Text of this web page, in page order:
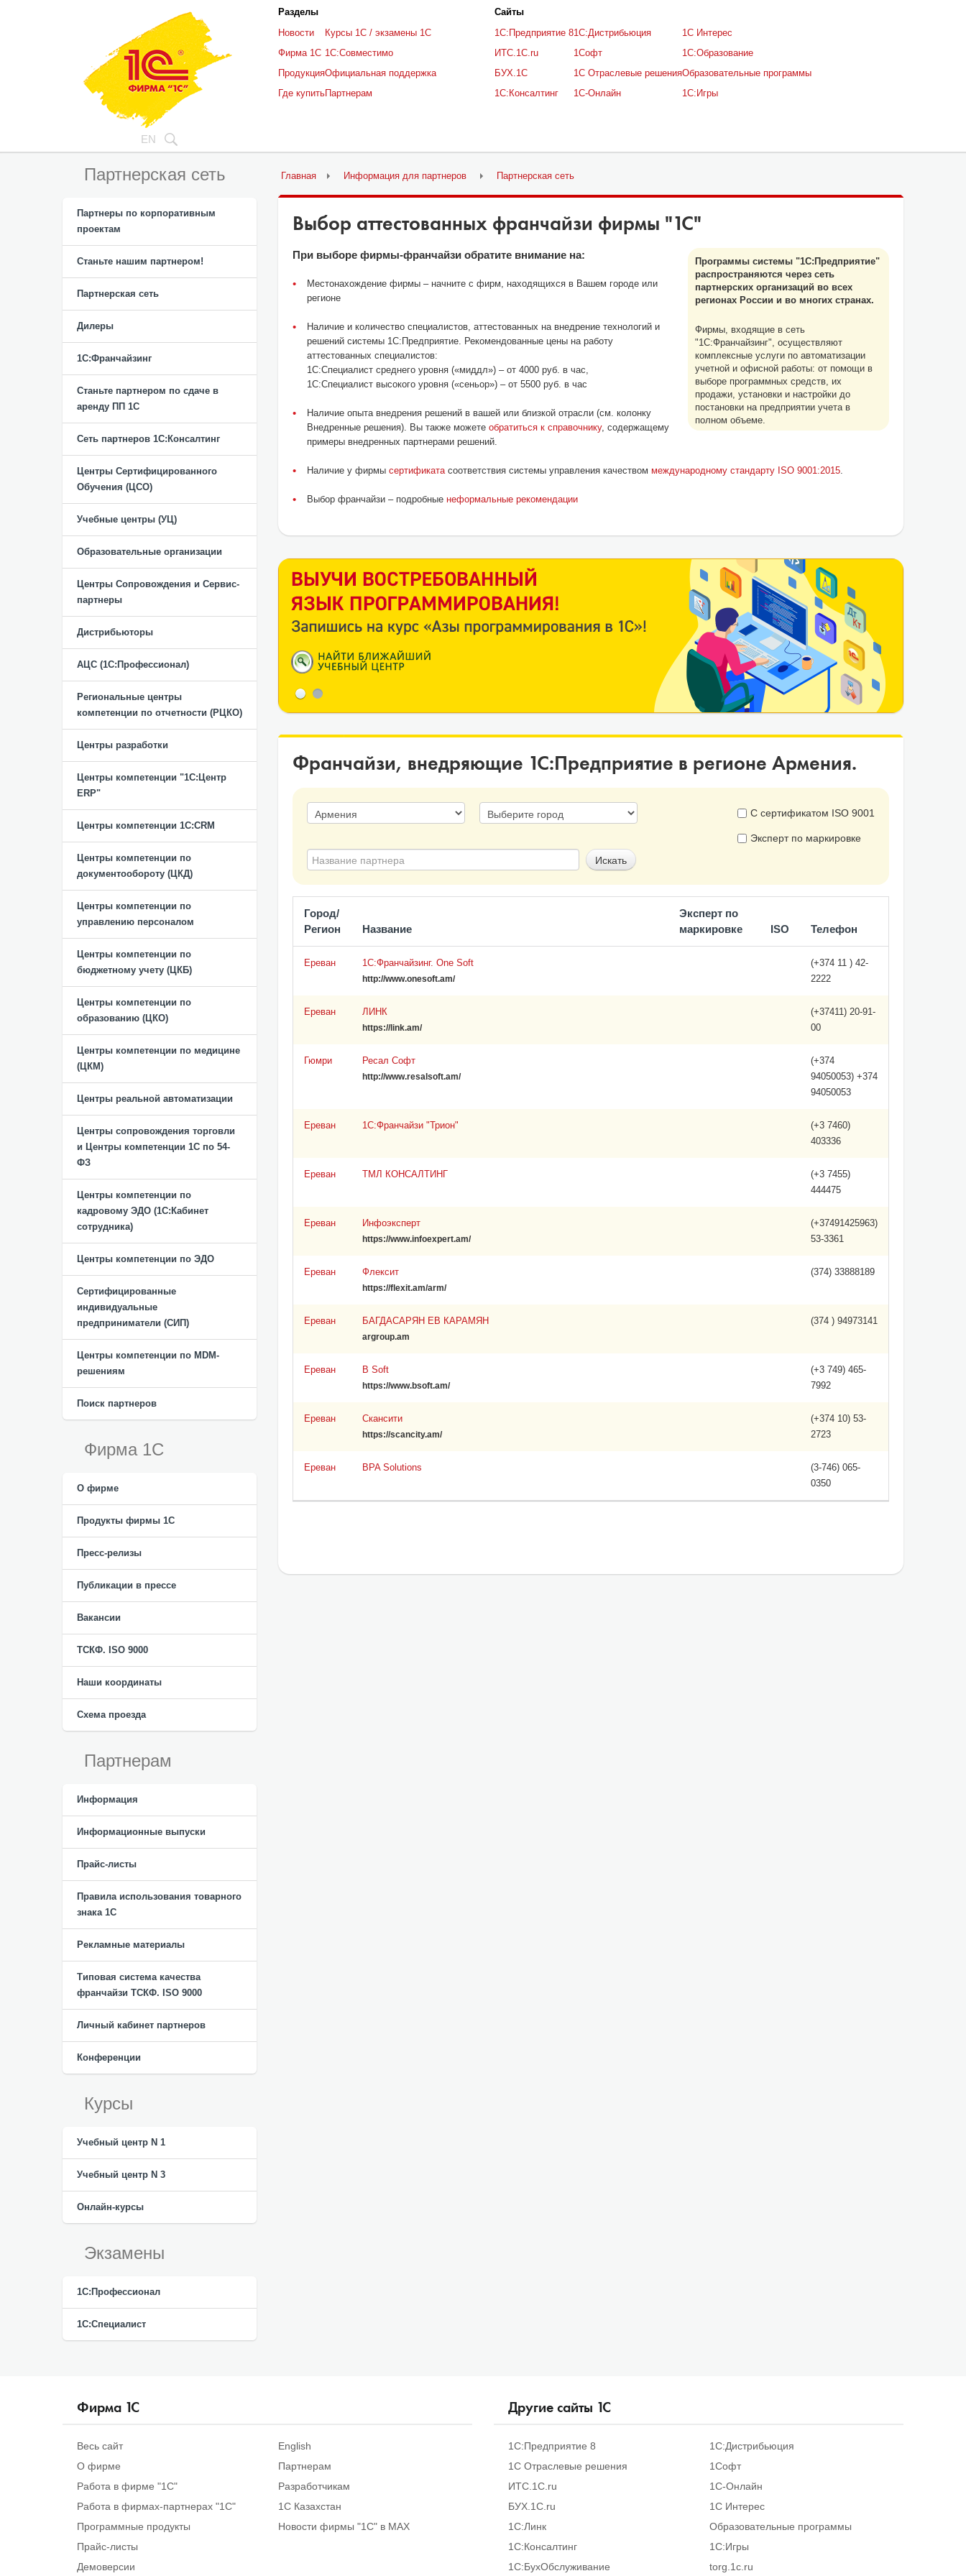
EN
Разделы
Новости
Фирма 1С
Продукция
Где купить
Курсы 1С / экзамены 1С
1С:Совместимо
Официальная поддержка
Партнерам
Cайты
1С:Предприятие 8
ИТС.1C.ru
БУХ.1С
1С:Консалтинг
1С:Дистрибьюция
1Софт
1С Отраслевые решения
1С-Онлайн
1С Интерес
1С:Образование
Образовательные программы
1С:Игры
Партнерская сеть
Партнеры по корпоративным
проектам
Станьте нашим партнером!
Партнерская сеть
Дилеры
1С:Франчайзинг
Станьте партнером по сдаче в
аренду ПП 1С
Сеть партнеров 1С:Консалтинг
Центры Сертифицированного
Обучения (ЦСО)
Учебные центры (УЦ)
Образовательные организации
Центры Сопровождения и Сервис-
партнеры
Дистрибьюторы
АЦС (1С:Профессионал)
Региональные центры
компетенции по отчетности (РЦКО)
Центры разработки
Центры компетенции "1С:Центр
ERP"
Центры компетенции 1C:CRM
Центры компетенции по
документообороту (ЦКД)
Центры компетенции по
управлению персоналом
Центры компетенции по
бюджетному учету (ЦКБ)
Центры компетенции по
образованию (ЦКО)
Центры компетенции по медицине
(ЦКМ)
Центры реальной автоматизации
Центры сопровождения торговли
и Центры компетенции 1С по 54-
ФЗ
Центры компетенции по
кадровому ЭДО (1С:Кабинет
сотрудника)
Центры компетенции по ЭДО
Сертифицированные
индивидуальные
предприниматели (СИП)
Центры компетенции по MDM-
решениям
Поиск партнеров
Фирма 1С
О фирме
Продукты фирмы 1C
Пресс-релизы
Публикации в прессе
Вакансии
ТСКФ. ISO 9000
Наши координаты
Схема проезда
Партнерам
Информация
Информационные выпуски
Прайс-листы
Правила использования товарного
знака 1С
Рекламные материалы
Типовая система качества
франчайзи ТСКФ. ISO 9000
Личный кабинет партнеров
Конференции
Курсы
Учебный центр N 1
Учебный центр N 3
Онлайн-курсы
Экзамены
1С:Профессионал
1С:Специалист
Главная Информация для партнеров Партнерская сеть
Выбор аттестованных франчайзи фирмы "1С"
Программы системы "1С:Предприятие"
распространяются через сеть
партнерских организаций во всех
регионах России и во многих странах.
Фирмы, входящие в сеть
"1С:Франчайзинг", осуществляют
комплексные услуги по автоматизации
учетной и офисной работы: от помощи в
выборе программных средств, их
продажи, установки и настройки до
постановки на предприятии учета в
полном объеме.
При выборе фирмы-франчайзи обратите внимание на:
Местонахождение фирмы – начните с фирм, находящихся в Вашем городе или
регионе
Наличие и количество специалистов, аттестованных на внедрение технологий и
решений системы 1С:Предприятие. Рекомендованные цены на работу
аттестованных специалистов:
1С:Специалист среднего уровня («миддл») – от 4000 руб. в час,
1С:Специалист высокого уровня («сеньор») – от 5500 руб. в час
Наличие опыта внедрения решений в вашей или близкой отрасли (см. колонку
Внедренные решения). Вы также можете обратиться к справочнику, содержащему
примеры внедренных партнерами решений.
Наличие у фирмы сертификатасоответствия системы управления качеством международному стандарту ISO 9001:2015.
Выбор франчайзи – подробные неформальные рекомендации
Франчайзи, внедряющие 1С:Предприятие в регионе Армения.
С сертификатом ISO 9001
Эксперт по маркировке
Город/
Регион
Название
Эксперт по
маркировке
ISO Телефон
Ереван 1С:Франчайзинг. One Soft
http://www.onesoft.am/
(+374 11 ) 42-
2222
Ереван ЛИНК
https://link.am/
(+37411) 20-91-
00
Гюмри Ресал Софт
http://www.resalsoft.am/
(+374
94050053) +374
94050053
Ереван 1С:Франчайзи "Трион"
(+3 7460)
403336
Ереван ТМЛ КОНСАЛТИНГ
(+3 7455)
444475
Ереван Инфоэксперт
https://www.infoexpert.am/
(+37491425963)
53-3361
Ереван Флексит
https://flexit.am/arm/
(374) 33888189
Ереван БАГДАСАРЯН ЕВ КАРАМЯН
argroup.am
(374 ) 94973141
Ереван B Soft
https://www.bsoft.am/
(+3 749) 465-
7992
Ереван Скансити
https://scancity.am/
(+374 10) 53-
2723
Ереван BPA Solutions
(3-746) 065-
0350
Фирма 1С
Весь сайт
О фирме
Работа в фирме "1С"
Работа в фирмах-партнерах "1С"
Программные продукты
Прайс-листы
Демоверсии
English
Партнерам
Разработчикам
1С Казахстан
Новости фирмы "1С" в MAX
Другие сайты 1С
1С:Предприятие 8
1С Отраслевые решения
ИТС.1C.ru
БУХ.1С.ru
1С:Линк
1С:Консалтинг
1С:БухОбслуживание
1С:Дистрибьюция
1Софт
1С-Онлайн
1С Интерес
Образовательные программы
1С:Игры
torg.1c.ru